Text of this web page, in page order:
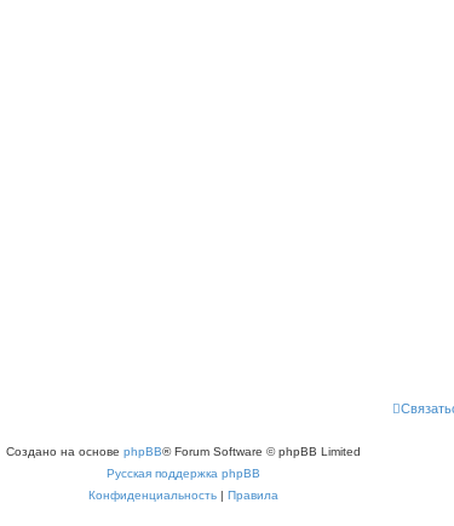
Создано на основе phpBB® Forum Software © phpBB Limited
Русская поддержка phpBB
Конфиденциальность | Правила